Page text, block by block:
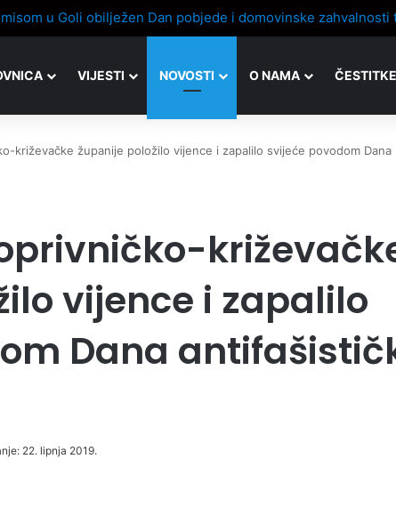
VIJESTI NOVOSTI O NAMA ČESTITKE
križevačke županije položilo vijence i zapalilo svijeće povodom Dana
vijence i zapalilo
Dana
22. lipnja 2019.